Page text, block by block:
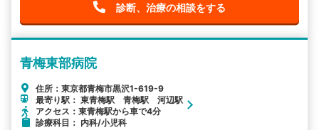
診断、治療の相談をする
青梅東部病院
住所：東京都青梅市黒沢1-619-9
最寄り駅： 東青梅駅 青梅駅 河辺駅
アクセス：東青梅駅から車で4分
診療科目： 内科/小児科